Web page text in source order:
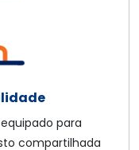
para
compartilhada